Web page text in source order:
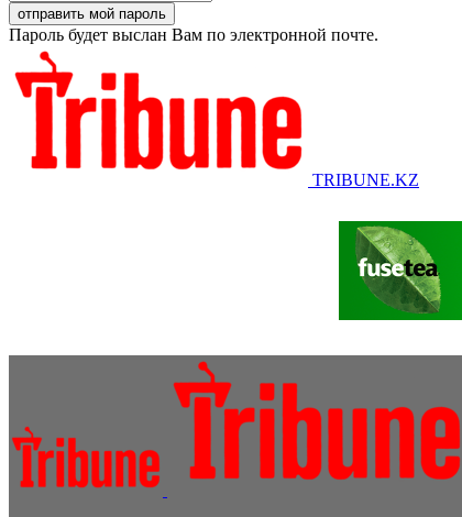
Пароль будет выслан Вам по электронной почте.
TRIBUNE.KZ